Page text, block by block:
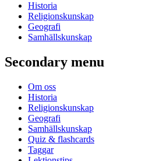
Historia
Religionskunskap
Geografi
Samhällskunskap
Secondary menu
Om oss
Historia
Religionskunskap
Geografi
Samhällskunskap
Quiz & flashcards
Taggar